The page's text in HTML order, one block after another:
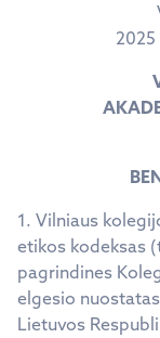
1. Vilniaus
etikos kodeksas
pagrindines
elgesio
Lietuvos